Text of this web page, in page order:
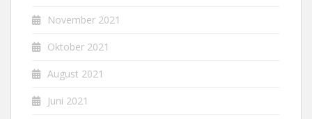
November 2021
Oktober 2021
August 2021
Juni 2021